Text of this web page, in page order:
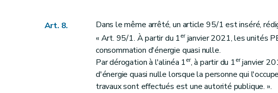
Art. 8.
Dans le même arrêté, un article 95/1 est inséré,
« Art. 95/1. À partir du 1erjanvier 2021, les unités
consommation d'énergie quasi nulle.
Par dérogation à l'alinéa 1er, à partir du 1erjanvier
d'énergie quasi nulle lorsque la personne qui
travaux sont effectués est une autorité publique. ».